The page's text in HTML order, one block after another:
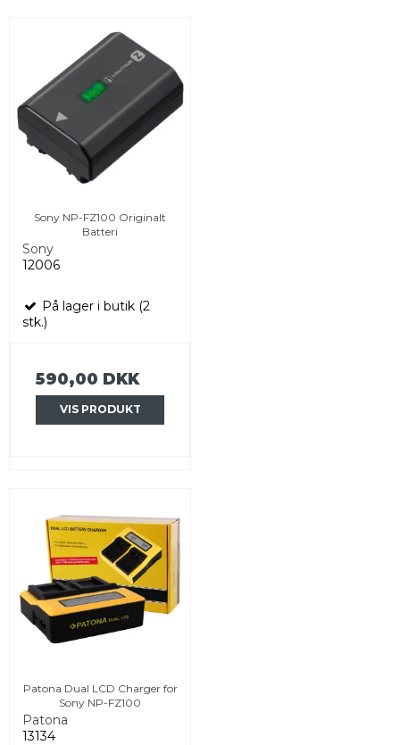
Sony NP-FZ100 Originalt
Batteri
Sony
12006
På lager i butik (2
stk.)
590,00 DKK
VIS PRODUKT
Patona Dual LCD Charger for
Sony NP-FZ100
Patona
13134